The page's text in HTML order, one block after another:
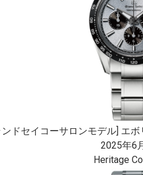
ンドセイコーサロンモデル] エ
2025年6
Heritage